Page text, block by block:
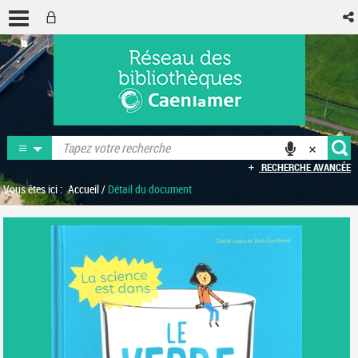
RECHERCHE AVANCÉE
Vous êtes ici : Accueil/ Détail du document